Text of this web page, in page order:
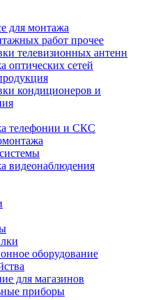
для монтажа
работ прочее
телевизионных антенн
оптических сетей
кондиционеров и
телефонии и СКС
видеонаблюдения
оборудование
для магазинов
приборы